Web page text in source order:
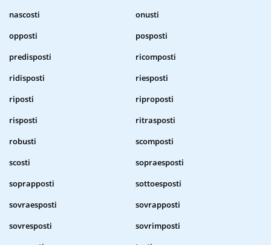
nascosti
onusti
opposti
posposti
predisposti
ricomposti
ridisposti
riesposti
riposti
riproposti
risposti
ritrasposti
robusti
scomposti
scosti
sopraesposti
soprapposti
sottoesposti
sovraesposti
sovrapposti
sovresposti
sovrimposti